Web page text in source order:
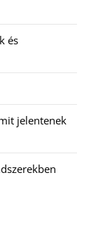
és
jelentenek